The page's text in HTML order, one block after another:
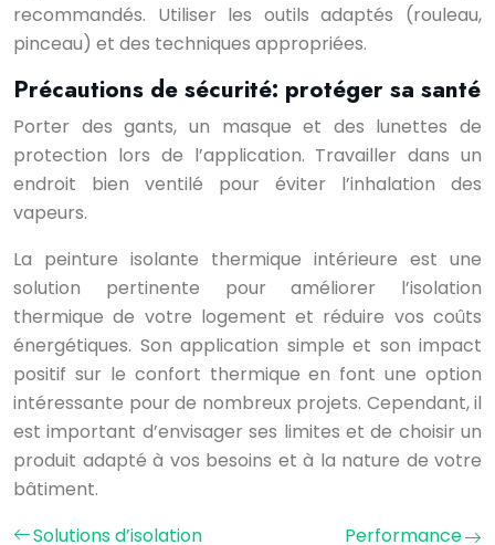
recommandés. Utiliser les outils adaptés (rouleau,
pinceau) et des techniques appropriées.
Précautions de sécurité: protéger sa santé
Porter des gants, un masque et des lunettes de
protection lors de l’application. Travailler dans un
endroit bien ventilé pour éviter l’inhalation des
vapeurs.
La peinture isolante thermique intérieure est une
solution pertinente pour améliorer l’isolation
thermique de votre logement et réduire vos coûts
énergétiques. Son application simple et son impact
positif sur le confort thermique en font une option
intéressante pour de nombreux projets. Cependant, il
est important d’envisager ses limites et de choisir un
produit adapté à vos besoins et à la nature de votre
bâtiment.
Solutions d’isolation
Performance